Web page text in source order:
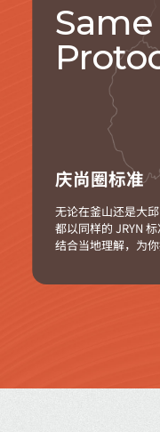
Same
庆尚圈标准
无论在釜山还是大邱
都以同样的 JRYN 标
结合当地理解，为